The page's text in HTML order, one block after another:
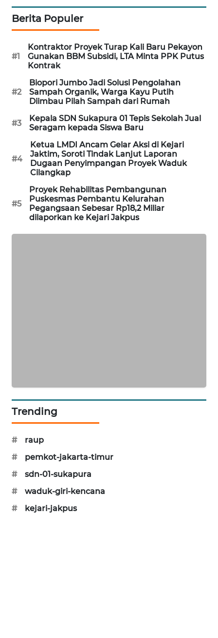
Berita Populer
#1
Kontraktor Proyek Turap Kali Baru Pekayon
Gunakan BBM Subsidi, LTA Minta PPK Putus
Kontrak
#2
Biopori Jumbo Jadi Solusi Pengolahan
Sampah Organik, Warga Kayu Putih
Diimbau Pilah Sampah dari Rumah
#3
Kepala SDN Sukapura 01 Tepis Sekolah Jual
Seragam kepada Siswa Baru
#4
Ketua LMDI Ancam Gelar Aksi di Kejari
Jaktim, Soroti Tindak Lanjut Laporan
Dugaan Penyimpangan Proyek Waduk
Cilangkap
#5
Proyek Rehabilitas Pembangunan
Puskesmas Pembantu Kelurahan
Pegangsaan Sebesar Rp18,2 Miliar
dilaporkan ke Kejari Jakpus
Trending
#
raup
#
pemkot-jakarta-timur
#
sdn-01-sukapura
#
waduk-giri-kencana
#
kejari-jakpus
JURNAL
MARITIM
HUMBANG
NEWS
GARONGGANG
NEWS
FISUELRI
ENERGI
NEWS
CILEUNGSI
NEWS
BERKAT
NEWS
SONYA
ASA